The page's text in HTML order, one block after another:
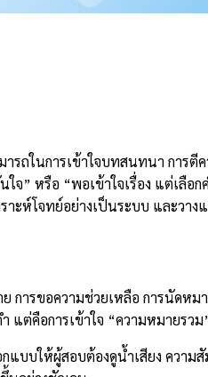
ถในการเข้าใจบทสนทนา การตี
จ” หรือ “พอเข้าใจเรื่อง แต่เลื
ะห์โจทย์อย่างเป็นระบบ และวา
ารขอความช่วยเหลือ การนัดหม
ต่คือการเข้าใจ “ความหมายรว
บบให้ผู้สอบต้องดูน้ำเสียง ควา